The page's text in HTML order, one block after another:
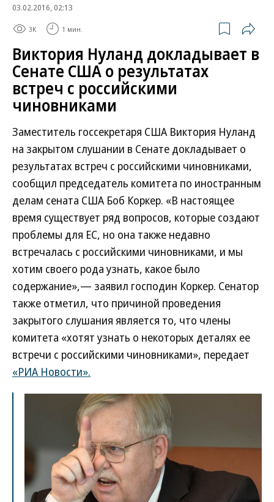
03.02.2016, 02:13
3K 1 мин.
Виктория Нуланд докладывает в
Сенате США о результатах
встреч с российскими
чиновниками
Заместитель госсекретаря США Виктория Нуланд
на закрытом слушании в Сенате докладывает о
результатах встреч с российскими чиновниками,
сообщил председатель комитета по иностранным
делам сената США Боб Коркер. «В настоящее
время существует ряд вопросов, которые создают
проблемы для ЕС, но она также недавно
встречалась с российскими чиновниками, и мы
хотим своего рода узнать, какое было
содержание»,— заявил господин Коркер. Сенатор
также отметил, что причиной проведения
закрытого слушания является то, что члены
комитета «хотят узнать о некоторых деталях ее
встречи с российскими чиновниками», передает
«РИА Новости».